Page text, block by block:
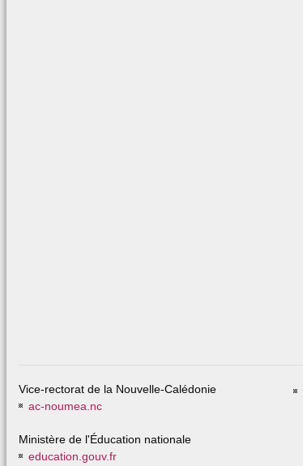
Vice-rectorat de la Nouvelle-Calédonie
ac-noumea.nc
Ministère de l'Éducation nationale
education.gouv.fr